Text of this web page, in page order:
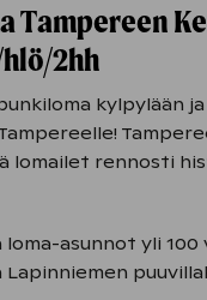
Tampereen
2hh
kylpylään
lomailet rennosti
loma-asunnot yli
Lapinniemen